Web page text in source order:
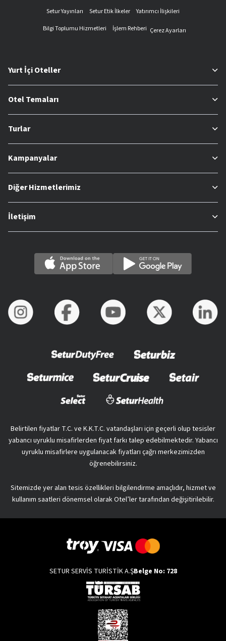
Setur Yayınları
Setur Etik İlkeler
Yatırımcı İlişkileri
Bilgi Toplumu Hizmetleri
İşlem Rehberi Çerez Ayarları
Yurt İçi Oteller
Otel Temaları
Turlar
Kampanyalar
Diğer Hizmetlerimiz
İletişim
Belirtilen fiyatlar T.C. ve K.K.T.C. vatandaşları için geçerli olup tesisler
yabancı uyruklu misafirlerden fiyat farkı talep edebilmektedir. Yabancı
uyruklu misafirlere uygulanacak fiyatları çağrı merkezimizden
öğrenebilirsiniz.
Sitemizde yer alan tesis özellikleri bilgilendirme amaçlıdır, hizmet ve
kullanım saatleri dönemsel olarak Otel’ler tarafından değişitirilebilir.
SETUR SERVİS TURİSTİK A.ŞBelge No: 728